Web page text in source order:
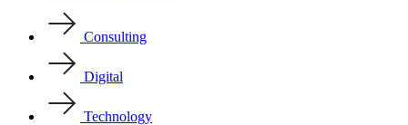
Consulting
Digital
Technology